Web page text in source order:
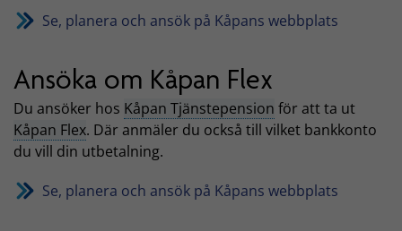
Se, planera och ansök på Kåpans webbplats
Ansöka om Kåpan Flex
Du ansöker hos Kåpan Tjänstepension för att ta ut
Kåpan Flex. Där anmäler du också till vilket bankkonto
du vill din utbetalning.
Se, planera och ansök på Kåpans webbplats